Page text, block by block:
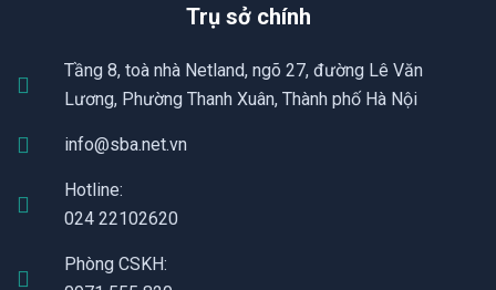
Trụ sở chính
Tầng 8, toà nhà Netland, ngõ 27, đường Lê Văn
Lương, Phường Thanh Xuân, Thành phố Hà Nội
info@sba.net.vn
Hotline:
024 22102620
Phòng CSKH: